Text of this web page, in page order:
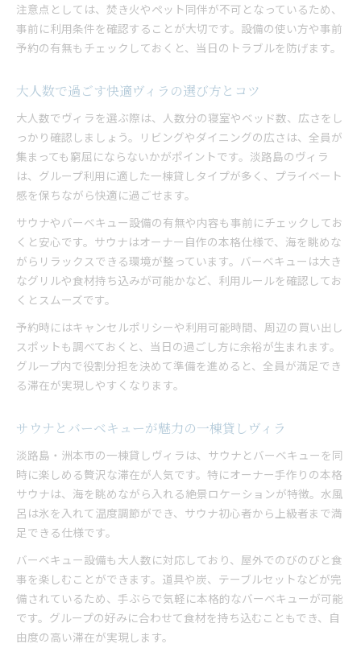
注意点としては、焚き火やペット同伴が不可となっているため、
事前に利用条件を確認することが大切です。設備の使い方や事前
予約の有無もチェックしておくと、当日のトラブルを防げます。
大人数で過ごす快適ヴィラの選び方とコツ
大人数でヴィラを選ぶ際は、人数分の寝室やベッド数、広さをし
っかり確認しましょう。リビングやダイニングの広さは、全員が
集まっても窮屈にならないかがポイントです。淡路島のヴィラ
は、グループ利用に適した一棟貸しタイプが多く、プライベート
感を保ちながら快適に過ごせます。
サウナやバーベキュー設備の有無や内容も事前にチェックしてお
くと安心です。サウナはオーナー自作の本格仕様で、海を眺めな
がらリラックスできる環境が整っています。バーベキューは大き
なグリルや食材持ち込みが可能かなど、利用ルールを確認してお
くとスムーズです。
予約時にはキャンセルポリシーや利用可能時間、周辺の買い出し
スポットも調べておくと、当日の過ごし方に余裕が生まれます。
グループ内で役割分担を決めて準備を進めると、全員が満足でき
る滞在が実現しやすくなります。
サウナとバーベキューが魅力の一棟貸しヴィラ
淡路島・洲本市の一棟貸しヴィラは、サウナとバーベキューを同
時に楽しめる贅沢な滞在が人気です。特にオーナー手作りの本格
サウナは、海を眺めながら入れる絶景ロケーションが特徴。水風
呂は氷を入れて温度調節ができ、サウナ初心者から上級者まで満
足できる仕様です。
バーベキュー設備も大人数に対応しており、屋外でのびのびと食
事を楽しむことができます。道具や炭、テーブルセットなどが完
備されているため、手ぶらで気軽に本格的なバーベキューが可能
です。グループの好みに合わせて食材を持ち込むこともでき、自
由度の高い滞在が実現します。